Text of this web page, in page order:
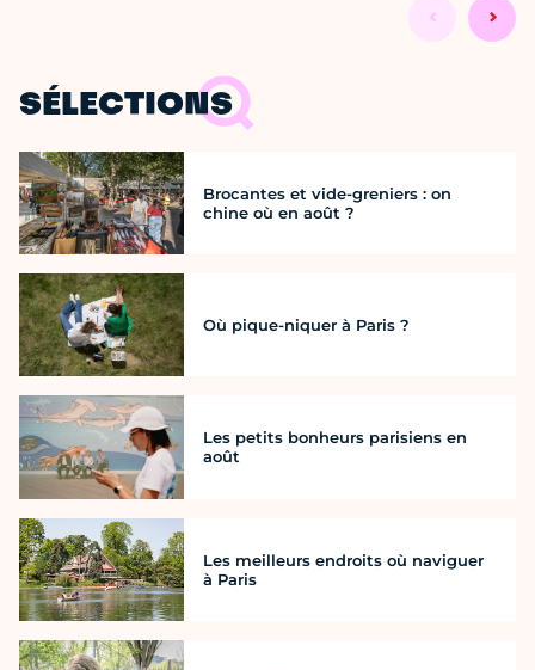
SÉLECTIONS
Brocantes et vide-greniers : on
chine où en août ?
Où pique-niquer à Paris ?
Les petits bonheurs parisiens en
août
Les meilleurs endroits où naviguer
à Paris